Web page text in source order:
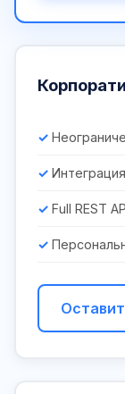
Full REST